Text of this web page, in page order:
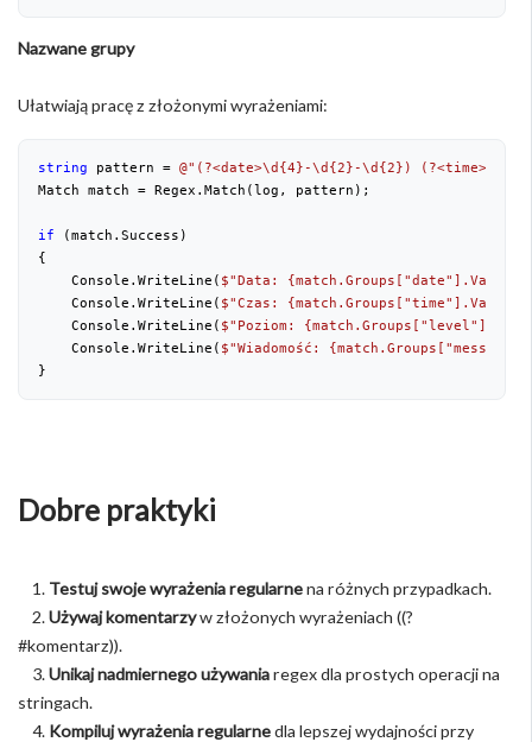
Nazwane grupy
Ułatwiają pracę z złożonymi wyrażeniami:
string pattern = @"(?<date>\d{4}-\d{2}-\d{2})
Match match = Regex.Match(log, pattern);
if (match.Success)
{
    Console.WriteLine(
$"Data: {match.Groups[ "date" ].Value}
    Console.WriteLine(
$"Czas: {match.Groups[ "time" ].Value}
    Console.WriteLine(
$"Poziom: {match.Groups[ "level"
    Console.WriteLine(
$"Wiadomość: {match.Groups[ "message"
}
Dobre praktyki
1. Testuj swoje wyrażenia regularnena różnych przypadkach.
2.Używaj komentarzyw złożonych wyrażeniach ((?
#komentarz)).
3.Unikaj nadmiernego używaniaregex dla prostych operacji na
stringach.
4. Kompiluj wyrażenia regularnedla lepszej wydajności przy